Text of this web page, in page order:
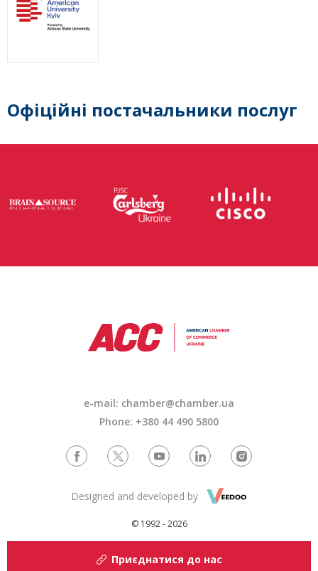
Офіційні постачальники послуг
e-mail: chamber@chamber.ua
Phone: +380 44 490 5800
© 1992 - 2026
Designed and developed by
Приєднатися до нас